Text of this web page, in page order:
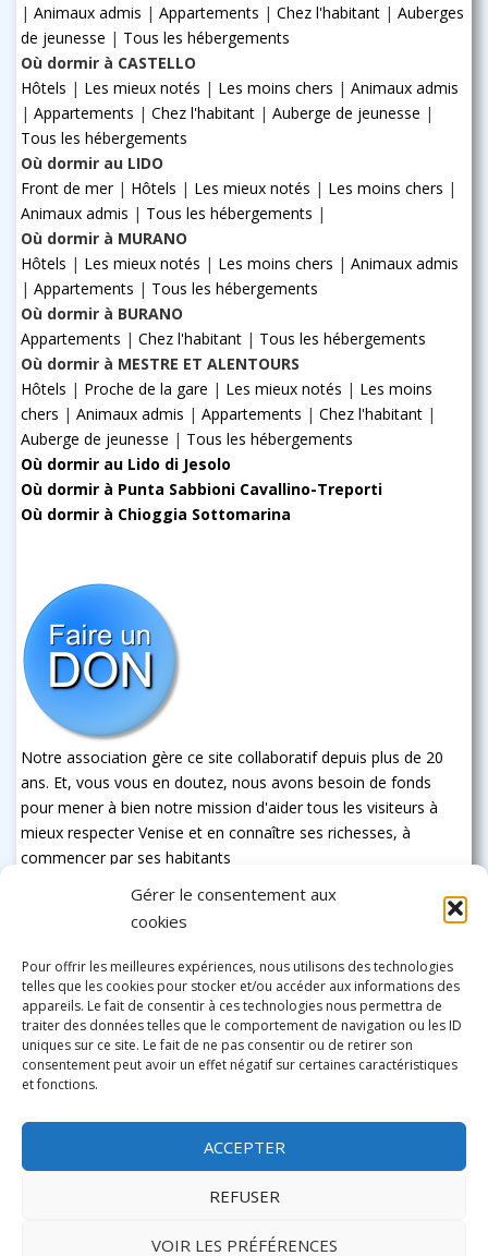
Gérer le consentement aux
cookies
Pour offrir les meilleures expériences, nous utilisons des technologies
telles que les cookies pour stocker et/ou accéder aux informations des
appareils. Le fait de consentir à ces technologies nous permettra de
traiter des données telles que le comportement de navigation ou les ID
uniques sur ce site. Le fait de ne pas consentir ou de retirer son
consentement peut avoir un effet négatif sur certaines caractéristiques
et fonctions.
ACCEPTER
REFUSER
VOIR LES PRÉFÉRENCES
| Animaux admis | Appartements | Chez l'habitant | Auberges
de jeunesse | Tous les hébergements
Où dormir à CASTELLO
Hôtels | Les mieux notés | Les moins chers | Animaux admis
| Appartements | Chez l'habitant | Auberge de jeunesse |
Tous les hébergements
Où dormir au LIDO
Front de mer| Hôtels | Les mieux notés | Les moins chers |
Animaux admis | Tous les hébergements |
Où dormir à MURANO
Hôtels | Les mieux notés | Les moins chers | Animaux admis
| Appartements | Tous les hébergements
Où dormir à BURANO
Appartements | Chez l'habitant | Tous les hébergements
Où dormir à MESTRE ET ALENTOURS
Hôtels | Proche de la gare | Les mieux notés | Les moins
chers | Animaux admis | Appartements | Chez l'habitant |
Auberge de jeunesse | Tous les hébergements
Où dormir au Lido di Jesolo
Où dormir à Punta Sabbioni Cavallino-Treporti
Où dormir à Chioggia Sottomarina
Notre association gère ce site collaboratif depuis plus de 20
ans. Et, vous vous en doutez, nous avons besoin de fonds
pour mener à bien notre mission d'aider tous les visiteurs à
mieux respecter Venise et en connaître ses richesses, à
commencer par ses habitants